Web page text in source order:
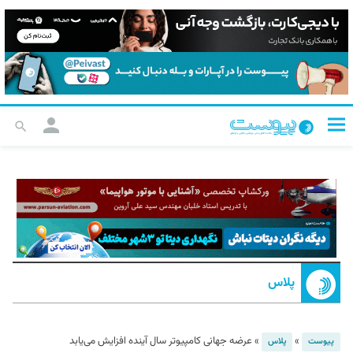
پلاس
پیوست » پلاس »عرضه جهانی کامپیوتر سال آینده افزایش می‌یابد